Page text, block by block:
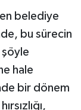
belediye
bu sürecin
hale
bir dönem